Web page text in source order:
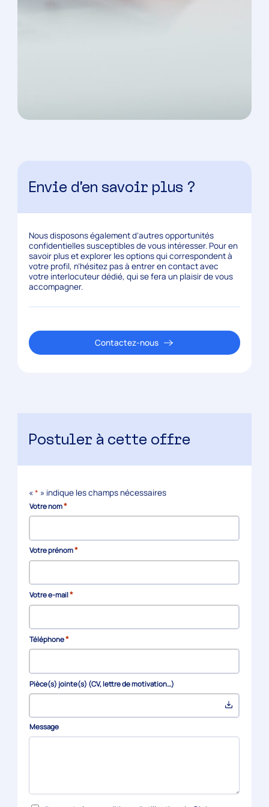
Envie d’en savoir plus ?
Nous disposons également d’autres opportunités
confidentielles susceptibles de vous intéresser. Pour en
savoir plus et explorer les options qui correspondent à
votre profil, n’hésitez pas à entrer en contact avec
votre interlocuteur dédié, qui se fera un plaisir de vous
accompagner.
Contactez-nous
Postuler à cette offre
«* » indique les champs nécessaires
Votre nom*
Votre prénom*
Votre e-mail*
Téléphone*
Pièce(s) jointe(s) (CV, lettre de motivation…)
Message